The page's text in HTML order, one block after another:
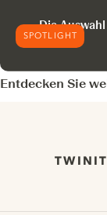
SPOTLIGHT
Die
Entdecken Sie